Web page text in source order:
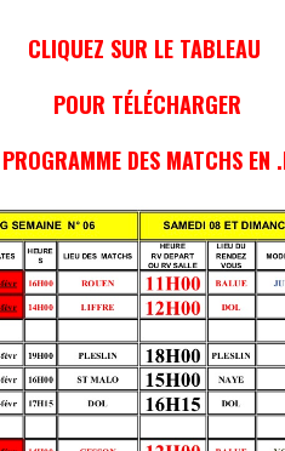
CLIQUEZ SUR LE TABLEAU
POUR TÉLÉCHARGER
DES MATCHS EN